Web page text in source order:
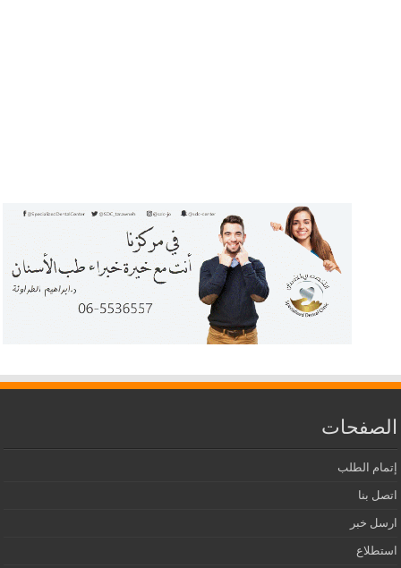
الصفحات
إتمام الطلب
اتصل بنا
ارسل خبر
استطلاع